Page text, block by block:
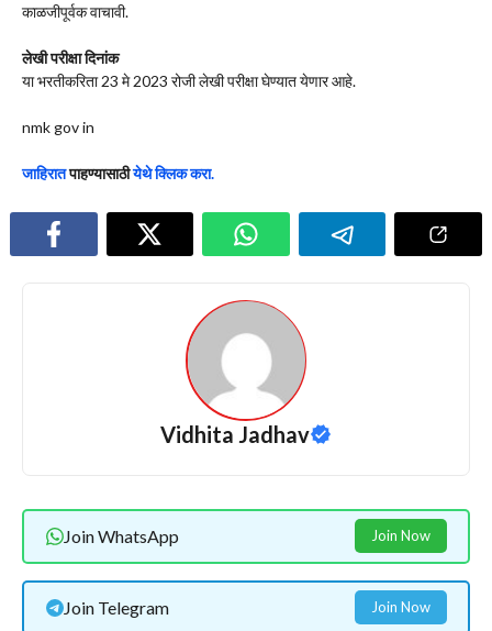
काळजीपूर्वक वाचावी.
लेखी परीक्षा दिनांक
या भरतीकरिता 23 मे 2023 रोजी लेखी परीक्षा घेण्यात येणार आहे.
nmk gov in
जाहिरातपाहण्यासाठीयेथे क्लिक करा.
Vidhita Jadhav
Join WhatsApp Join Now
Join Telegram Join Now